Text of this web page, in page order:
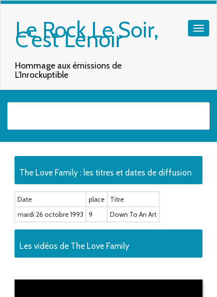
Le Rock Le Soir,
C'est Lenoir
Hommage aux émissions de
L'Inrockuptible
The Love Family : les titres et dates de diffusion
Date place
Titre
mardi 26 octobre 1993
9 Down To An Art
Les vidéos de The Love Family